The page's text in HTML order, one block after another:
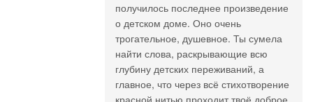
получилось последнее произведение
о детском доме. Оно очень
трогательное, душевное. Ты сумела
найти слова, раскрывающие всю
глубину детских переживаний, а
главное, что через всё стихотворение
красной нитью проходит твоё доброе